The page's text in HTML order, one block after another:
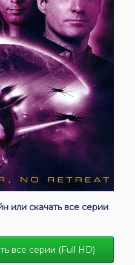
или скачать все серии
все серии (Full HD)